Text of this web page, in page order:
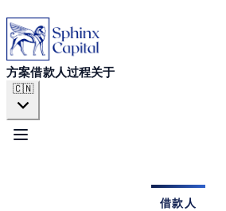
方案借款人过程关于
🇨🇳
方案
借款人
过程
借款人